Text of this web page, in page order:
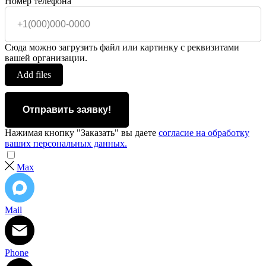
Сюда можно загрузить файл или картинку с реквизитами
вашей организации.
Add files
Отправить заявку!
Нажимая кнопку "Заказать" вы даете согласие на обработку
ваших персональных данных.
Max
Mail
Phone